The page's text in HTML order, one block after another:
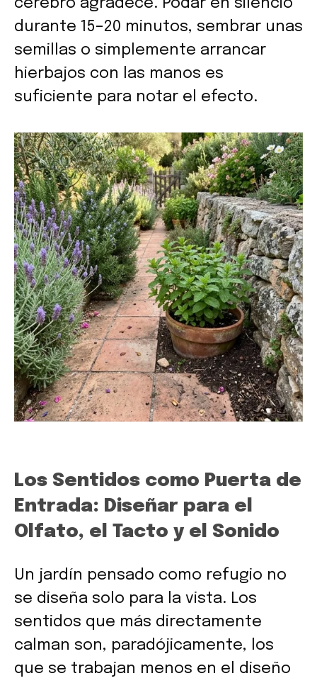
cerebro agradece. Podar en silencio
durante 15–20 minutos, sembrar unas
semillas o simplemente arrancar
hierbajos con las manos es
suficiente para notar el efecto.
Los Sentidos como Puerta de
Entrada: Diseñar para el
Olfato, el Tacto y el Sonido
Un jardín pensado como refugio no
se diseña solo para la vista. Los
sentidos que más directamente
calman son, paradójicamente, los
que se trabajan menos en el diseño